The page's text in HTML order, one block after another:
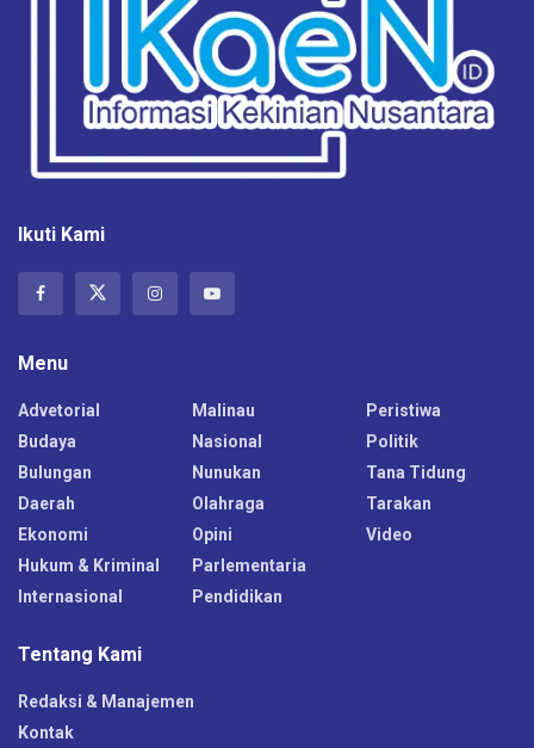
Ikuti Kami
Menu
Advetorial
Budaya
Bulungan
Daerah
Ekonomi
Hukum & Kriminal
Internasional
Malinau
Nasional
Nunukan
Olahraga
Opini
Parlementaria
Pendidikan
Peristiwa
Politik
Tana Tidung
Tarakan
Video
Tentang Kami
Redaksi & Manajemen
Kontak